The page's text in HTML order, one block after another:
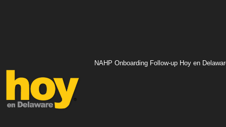
NAHP Onboarding Follow-up Hoy en